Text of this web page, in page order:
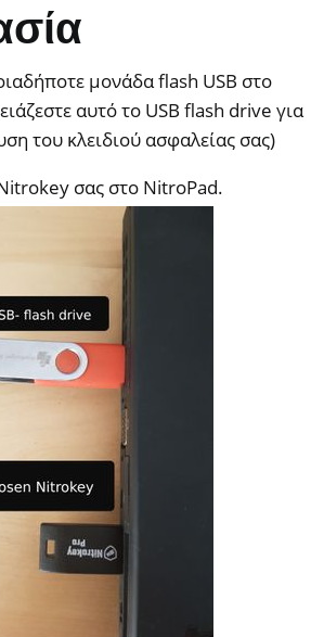
μονάδα flash USB στο
αυτό το USB flash drive για
του κλειδιού ασφαλείας σας)
σας στο NitroPad.